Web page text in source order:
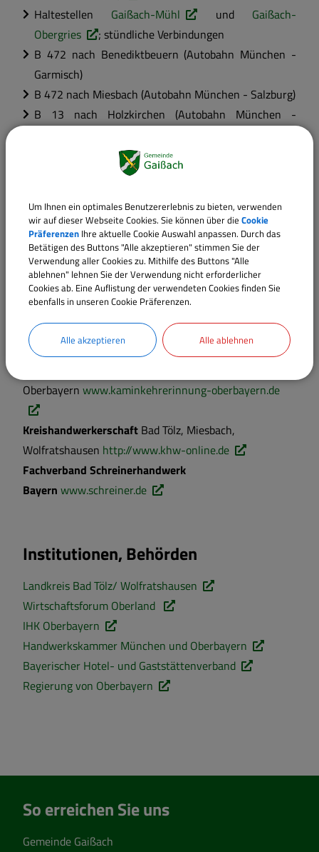
Haltestellen Gaißach-Mühl und Gaißach-
Obergries
; stündliche Verbindungen
B 472 nach Benediktbeuern (Autobahn München -
Garmisch)
B 472 nach Miesbach (Autobahn München - Salzburg)
B 13 nach Holzkirchen (Autobahn München -
B 13 zur Staatsgrenze Österreich nach Innsbruck /
Informationen zur ExistenzgründungBayer.
Staatsregierung
Handwerkervereinigungen
Portal des bayer.
Handwerks:www.dasbayerischehandwerk.de
Bauinnung
http://www.bauinnung-bad-
toelz.de/
Oberbayern www.kaminkehrerinnung-oberbayern.de
Kreishandwerkerschaft Bad Tölz, Miesbach,
Wolfratshausen http://www.khw-online.de
Fachverband Schreinerhandwerk
Bayern www.schreiner.de
Institutionen, Behörden
Landkreis Bad Tölz/ Wolfratshausen
Wirtschaftsforum Oberland
IHK Oberbayern
Handwerkskammer München und Oberbayern
Bayerischer Hotel- und Gaststättenverband
Regierung von Oberbayern
So erreichen Sie uns
Gemeinde Gaißach
Um Ihnen ein optimales Benutzererlebnis zu bieten, verwenden
wir auf dieser Webseite Cookies. Sie können über die Cookie
Präferenzen Ihre aktuelle Cookie Auswahl anpassen. Durch das
Betätigen des Buttons "Alle akzeptieren" stimmen Sie der
Verwendung aller Cookies zu. Mithilfe des Buttons "Alle
ablehnen" lehnen Sie der Verwendung nicht erforderlicher
Cookies ab. Eine Auflistung der verwendeten Cookies finden Sie
ebenfalls in unseren Cookie Präferenzen.
Alle akzeptieren Alle ablehnen